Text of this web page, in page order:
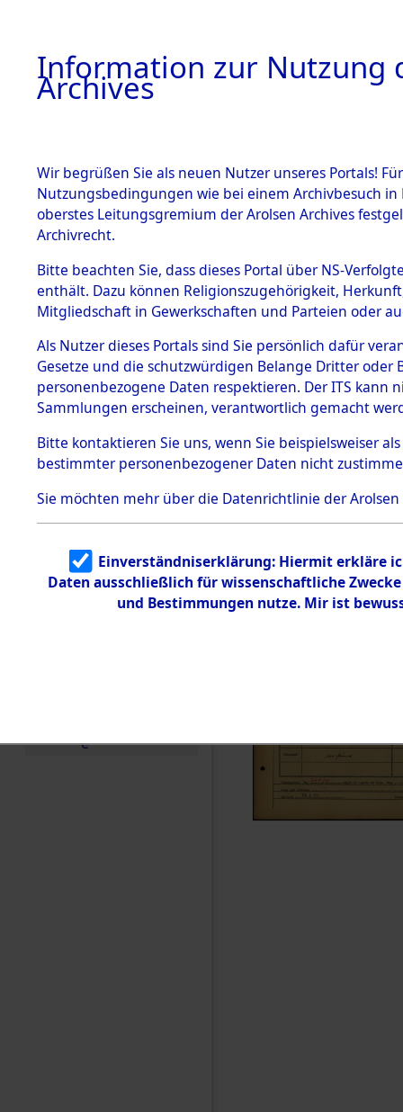
BESTÄNDE
1.
mente
5. Verschiedenes
5.3
Todesmärsche
5.3.1 Alliierte
Erhebungen
zu
Todesmärsch
en
5.3.2
Identifizierun
g
5.3.3
Todesmärsch
e
Dead -
Branch -
0098
Information zur Nutzung
Archives
Wir begrüßen Sie als neuen Nutzer unseres Portals!
Nutzungsbedingungen wie bei einem Archivbesuch
oberstes Leitungsgremium der Arolsen Archives
Archivrecht.
Bitte beachten Sie, dass dieses Portal über NS-
enthält. Dazu können Religionszugehörigkeit,
Mitgliedschaft in Gewerkschaften und Parteien oder
Als Nutzer dieses Portals sind Sie persönlich dafür
Gesetze und die schutzwürdigen Belange Dritter
personenbezogene Daten respektieren. Der ITS
Sammlungen erscheinen, verantwortlich gemacht
Bitte kontaktieren Sie uns, wenn Sie beispielsweiser
bestimmter personenbezogener Daten nicht
Sie möchten mehr über die Datenrichtlinie der Arolsen
Einverständniserklärung: Hiermit erkläre
Daten ausschließlich für wissenschaftliche
und Bestimmungen nutze. Mir ist